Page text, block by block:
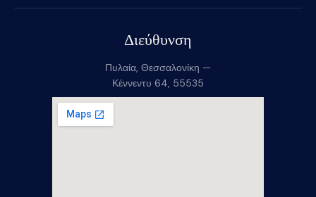
Διεύθυνση
Πυλαία, Θεσσαλονίκη —
Κέννεντυ 64, 55535